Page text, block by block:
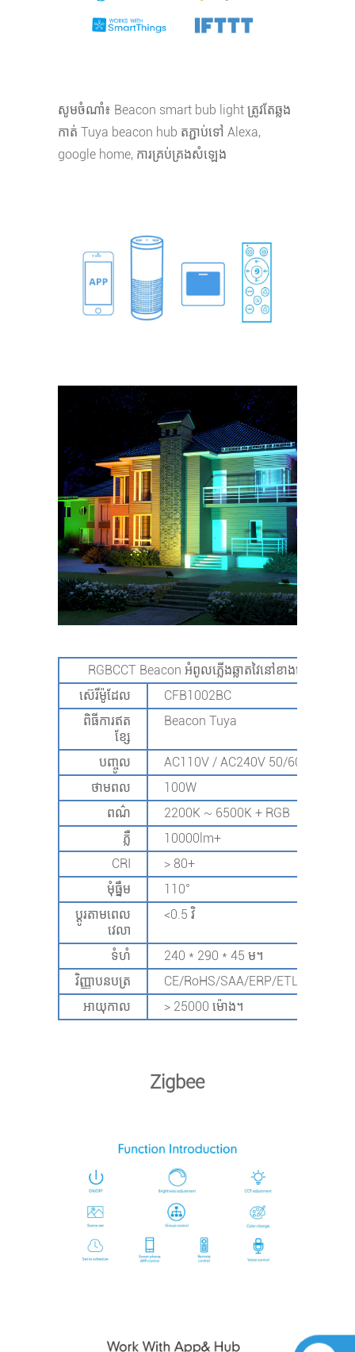
សូមចំណាំ៖ Beacon smart bub light ត្រូវតែឆ្លង
កាត់ Tuya beacon hub តភ្ជាប់ទៅ Alexa,
google home, ការគ្រប់គ្រងសំឡេង
RGBCCT Beacon អំពូលភ្លើងឆ្លាតវៃនៅខាងក្រៅ
ស៊េរីម៉ូដែល
CFB1002BC
ពិធីការឥត
ខ្សែ
Beacon Tuya
បញ្ចូល
AC110V / AC240V 50/60Hz
ថាមពល
100W
ពណ៌
2200K ~ 6500K + RGB
ភ្លឺ
10000lm+
CRI
> 80+
មុំធ្នឹម
110°
ប្តូរតាមពេល
វេលា
<0.5 វិ
ទំហំ
240 * 290 * 45 ម។
វិញ្ញាបនបត្រ
CE/RoHS/SAA/ERP/ETL/DOE
អាយុកាល
> 25000 ម៉ោង។
Zigbee